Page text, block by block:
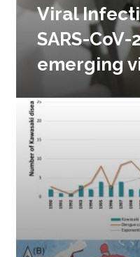
Viral
SARS-
emerging